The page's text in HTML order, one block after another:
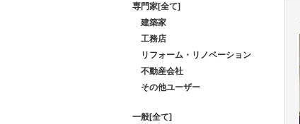
専門家[全て]
建築家
工務店
リフォーム・リノベーション
不動産会社
その他ユーザー
一般[全て]